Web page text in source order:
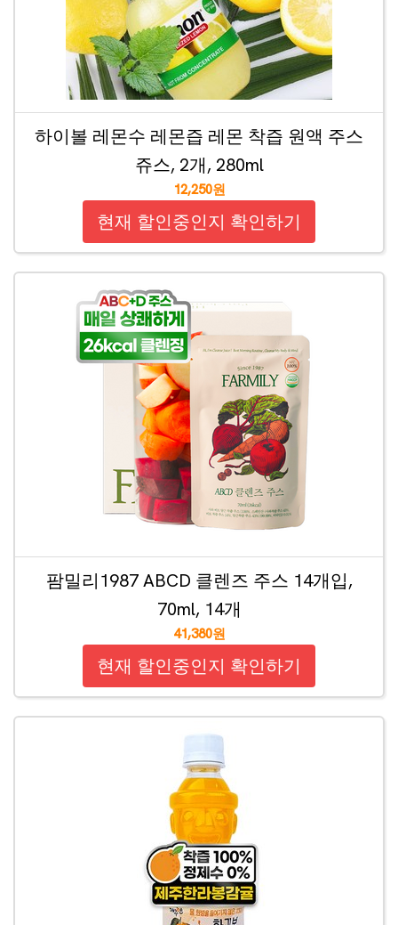
하이볼 레몬수 레몬즙 레몬 착즙 원액 주스
쥬스, 2개, 280ml
12,250원
현재 할인중인지 확인하기
팜밀리1987 ABCD 클렌즈 주스 14개입,
70ml, 14개
41,380원
현재 할인중인지 확인하기